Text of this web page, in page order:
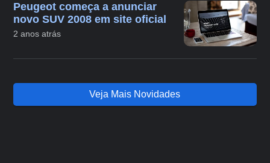
Peugeot começa a anunciar
novo SUV 2008 em site oficial
2 anos atrás
Veja Mais Novidades